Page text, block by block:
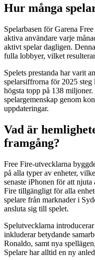
Hur många
Spelarbasen för Garena
aktiva användare varje
aktivt spelar dagligen.
fulla lobbyer, vilket
Spelets prestanda har varit
spelarsiffrorna för 2025
högsta topp på 138
spelargemenskap genom
uppdateringar.
Vad är
framgång?
Free Fire-utvecklarna
på alla typer av enheter,
senaste iPhonen för att
Fire tillgängligt för alla
spelare från marknader i
ansluta sig till spelet.
Spelutvecklarna
inkluderar betydande
Ronaldo, samt nya
Spelare har alltid en ny